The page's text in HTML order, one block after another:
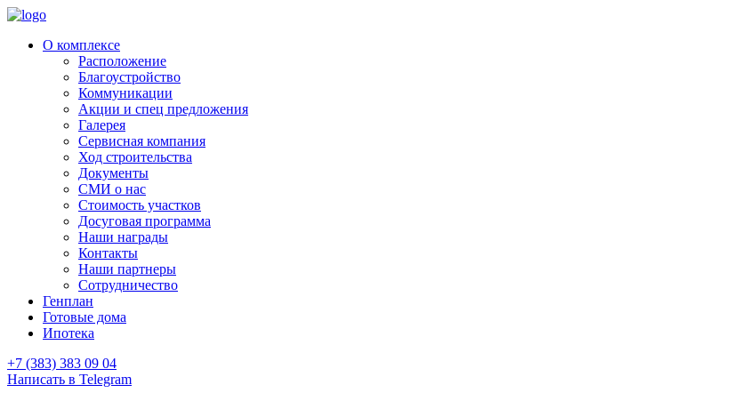
О комплексе
Расположение
Благоустройство
Коммуникации
Акции и спец предложения
Галерея
Сервисная компания
Ход строительства
Документы
СМИ о нас
Стоимость участков
Досуговая программа
Наши награды
Контакты
Наши партнеры
Сотрудничество
Генплан
Готовые дома
Ипотека
+7 (383) 383 09 04
Написать в Telegram